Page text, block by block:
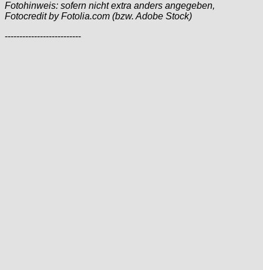
Fotohinweis: sofern nicht extra anders angegeben,
Fotocredit by Fotolia.com (bzw. Adobe Stock)
--------------------------